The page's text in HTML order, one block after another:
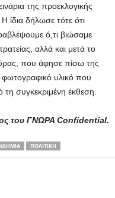
της προεκλογικής
ίδια δήλωσε τότε ότι
ό,τι βιώσαμε
αλλά και μετά το
που άφησε πίσω της
φωτογραφικό υλικό που
συγκεκριμένη έκθεση.
του ΓΝΩΡΑ Confidential.
ΠΟΛΙΤΙΚΉ